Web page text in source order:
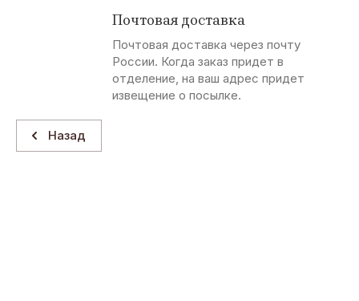
Почтовая доставка
Почтовая доставка через почту
России. Когда заказ придет в
отделение, на ваш адрес придет
извещение о посылке.
Назад